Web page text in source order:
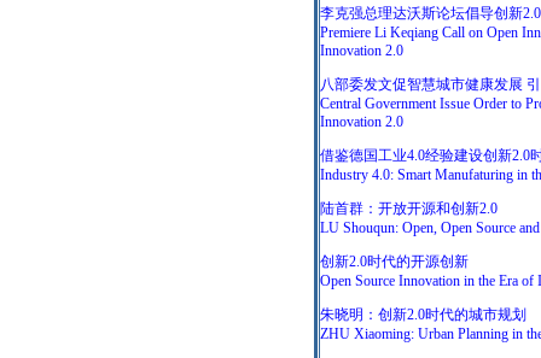
李克强总理达沃斯论坛倡导创新
Premiere Li Keqiang Call on Open
Innovation 2.0
八部委发文促智慧城市健康发展
Central Government Issue Order to
Innovation 2.0
借鉴德国工业4.0经验建设创新2.0
Industry 4.0: Smart Manufaturing in
陆首群：开放开源和创新2.0
LU Shouqun: Open, Open Source
创新2.0时代的开源创新
Open Source Innovation in the Era of
朱晓明：创新2.0时代的城市规划
ZHU Xiaoming: Urban Planning in